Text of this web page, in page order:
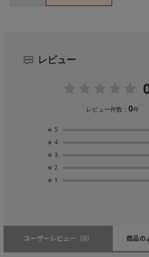
レビュー
レビュー件数：0件
★ 5
★ 4
★ 3
★ 2
★ 1
ユーザーレビュー （0） 商品の